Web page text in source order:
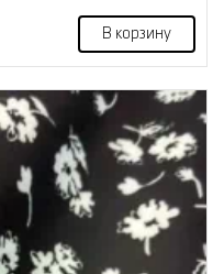
В корзину